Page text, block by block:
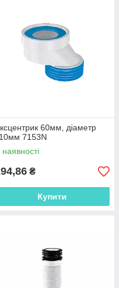
60мм, діаметр
7153N
наявності
₴
Купити